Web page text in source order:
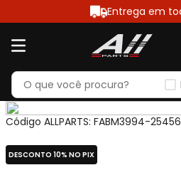
Entrega em
Código ALLPARTS: FABM3994-25456
DESCONTO 10% NO PIX